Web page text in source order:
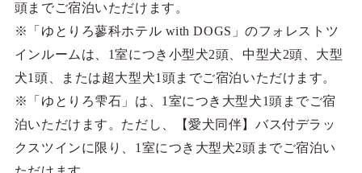
頭までご宿泊いただけます。
※「ゆとりろ蓼科ホテル with DOGS」のフォレストツ
インルームは、1室につき小型犬2頭、中型犬2頭、大型
犬1頭、または超大型犬1頭までご宿泊いただけます。
※「ゆとりろ雫石」は、1室につき大型犬1頭までご宿
泊いただけます。ただし、【愛犬同伴】バス付デラッ
クスツインに限り、1室につき大型犬2頭までご宿泊い